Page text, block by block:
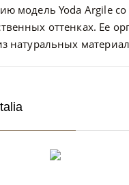
модель Yoda Argile
оттенках. Ее
натуральных